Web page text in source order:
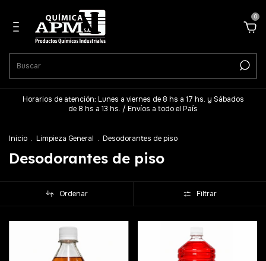
0
Horarios de atención: Lunes a viernes de 8 hs a 17 hs. y Sábados
de 8 hs a 13 hs. / Envíos a todo el País
Inicio . Limpieza General . Desodorantes de piso
Desodorantes de piso
Ordenar Filtrar